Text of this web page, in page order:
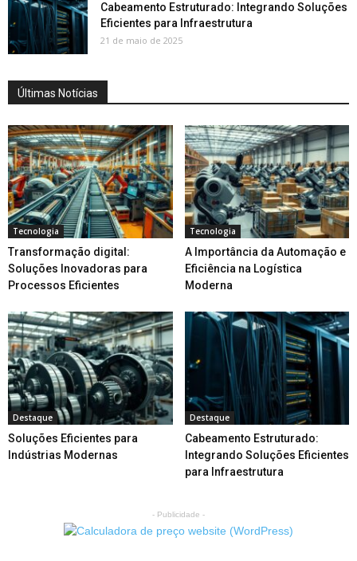
Cabeamento Estruturado: Integrando Soluções
Eficientes para Infraestrutura
21 de maio de 2025
Últimas Notícias
Tecnologia
Transformação digital:
Soluções Inovadoras para
Processos Eficientes
Tecnologia
A Importância da Automação e
Eficiência na Logística
Moderna
Destaque
Soluções Eficientes para
Indústrias Modernas
Destaque
Cabeamento Estruturado:
Integrando Soluções Eficientes
para Infraestrutura
- Publicidade -